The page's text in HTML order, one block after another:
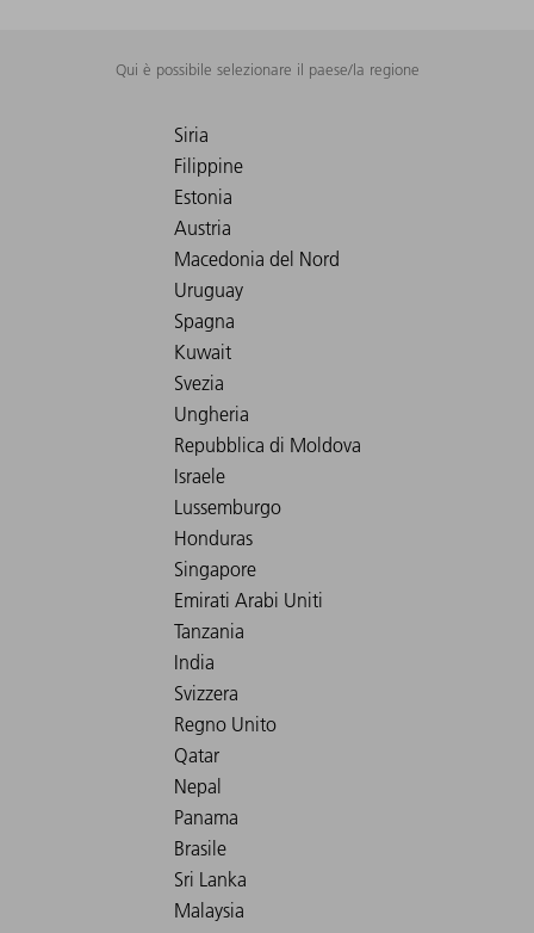
Qui è possibile selezionare il paese/la regione